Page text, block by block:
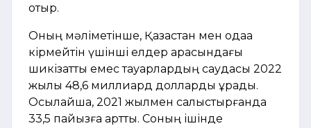
отыр.
Оның мәліметінше, Қазақстан мен одаққа
кірмейтін үшінші елдер арасындағы
шикізаттық емес тауарлардың саудасы 2022
жылы 48,6 миллиард долларды құрады.
Осылайша, 2021 жылмен салыстырғанда
33,5 пайызға артты. Соның ішінде